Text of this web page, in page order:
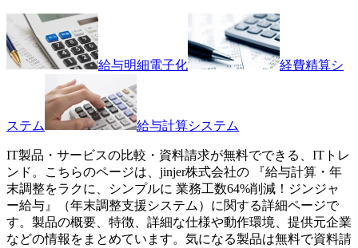
給与明細電子化 経費精算シ
ステム 給与計算システム
IT製品・サービスの比較・資料請求が無料でできる、ITトレ
ンド。こちらのページは、 jinjer株式会社の 『 給与計算・年
末調整をラクに、シンプルに 業務工数64%削減！ ジンジャ
ー給与』（年末調整支援システム）に関する詳細ページで
す。製品の概要、特徴、詳細な仕様や動作環境、提供元企業
などの情報をまとめています。気になる製品は無料で資料請